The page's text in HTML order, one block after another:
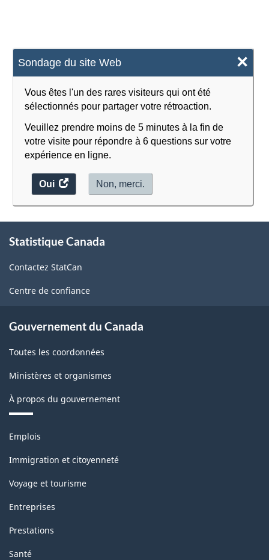
Sondage du site Web ×
Vous êtes l'un des rares visiteurs qui ont été
sélectionnés pour partager votre rétroaction.
Veuillez prendre moins de 5 minutes à la fin de
votre visite pour répondre à 6 questions sur votre
expérience en ligne.
Oui
accéder
au
Non, merci.
propos
ce
site
Statistique Canada
Contactez StatCan
Centre de confiance
Gouvernement du Canada
Toutes les coordonnées
Ministères et organismes
À propos du gouvernement
Thèmes
sujets
Emplois
Immigration et citoyenneté
Voyage et tourisme
Entreprises
Prestations
Santé